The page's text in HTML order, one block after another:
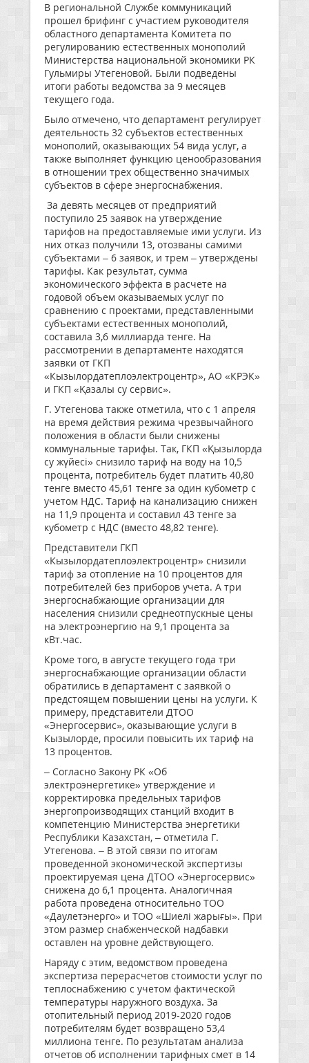
В региональной Службе коммуникаций
прошел брифинг с участием руководителя
областного департамента Комитета по
регулированию естественных монополий
Министерства национальной экономики РК
Гульмиры Утегеновой. Были подведены
итоги работы ведомства за 9 месяцев
текущего года.
Было отмечено, что департамент регулирует
деятельность 32 субъектов естественных
монополий, оказывающих 54 вида услуг, а
также выполняет функцию ценообразования
в отношении трех общественно значимых
субъектов в сфере энергоснабжения.
За девять месяцев от предприятий
поступило 25 заявок на утверждение
тарифов на предоставляемые ими услуги. Из
них отказ получили 13, отозваны самими
субъектами – 6 заявок, и трем – утверждены
тарифы. Как результат, сумма
экономического эффекта в расчете на
годовой объем оказываемых услуг по
сравнению с проектами, представленными
субъектами естественных монополий,
составила 3,6 миллиарда тенге. На
рассмотрении в департаменте находятся
заявки от ГКП
«Кызылордатеплоэлектроцентр», АО «КРЭК»
и ГКП «Қазалы су сервис».
Г. Утегенова также отметила, что с 1 апреля
на время действия режима чрезвычайного
положения в области были снижены
коммунальные тарифы. Так, ГКП «Қызылорда
су жүйесі» снизило тариф на воду на 10,5
процента, потребитель будет платить 40,80
тенге вместо 45,61 тенге за один кубометр с
учетом НДС. Тариф на канализацию снижен
на 11,9 процента и составил 43 тенге за
кубометр с НДС (вместо 48,82 тенге).
Представители ГКП
«Кызылордатеплоэлектроцентр» снизили
тариф за отопление на 10 процентов для
потребителей без приборов учета. А три
энергоснабжающие организации для
населения снизили среднеотпускные цены
на электроэнергию на 9,1 процента за
кВт.час.
Кроме того, в августе текущего года три
энергоснабжающие организации области
обратились в департамент с заявкой о
предстоящем повышении цены на услуги. К
примеру, представители ДТОО
«Энергосервис», оказывающие услуги в
Кызылорде, просили повысить их тариф на
13 процентов.
– Согласно Закону РК «Об
электроэнергетике» утверждение и
корректировка предельных тарифов
энергопроизводящих станций входит в
компетенцию Министерства энергетики
Республики Казахстан, – отметила Г.
Утегенова. – В этой связи по итогам
проведенной экономической экспертизы
проектируемая цена ДТОО «Энергосервис»
снижена до 6,1 процента. Аналогичная
работа проведена относительно ТОО
«Даулетэнерго» и ТОО «Шиелі жарығы». При
этом размер снабженческой надбавки
оставлен на уровне действующего.
Наряду с этим, ведомством проведена
экспертиза перерасчетов стоимости услуг по
теплоснабжению с учетом фактической
температуры наружного воздуха. За
отопительный период 2019-2020 годов
потребителям будет возвращено 53,4
миллиона тенге. По результатам анализа
отчетов об исполнении тарифных смет в 14